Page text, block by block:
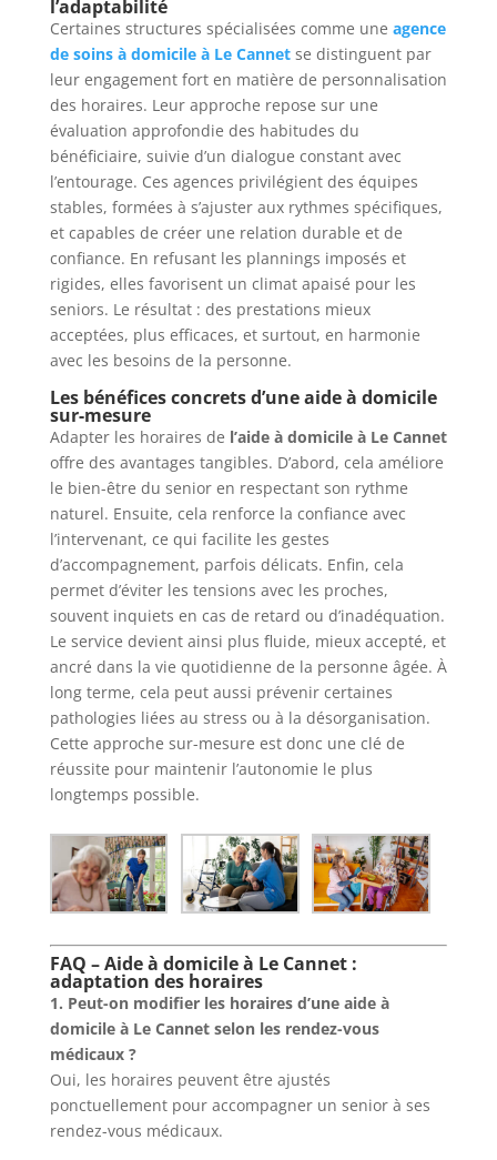
l’adaptabilité
Certaines structures spécialisées comme une agence
de soins à domicile à Le Cannetse distinguent par
leur engagement fort en matière de personnalisation
des horaires. Leur approche repose sur une
évaluation approfondie des habitudes du
bénéficiaire, suivie d’un dialogue constant avec
l’entourage. Ces agences privilégient des équipes
stables, formées à s’ajuster aux rythmes spécifiques,
et capables de créer une relation durable et de
confiance. En refusant les plannings imposés et
rigides, elles favorisent un climat apaisé pour les
seniors. Le résultat : des prestations mieux
acceptées, plus efficaces, et surtout, en harmonie
avec les besoins de la personne.
Les bénéfices concrets d’une aide à domicile
sur-mesure
Adapter les horaires de l’aide à domicile à Le Cannet
offre des avantages tangibles. D’abord, cela améliore
le bien-être du senior en respectant son rythme
naturel. Ensuite, cela renforce la confiance avec
l’intervenant, ce qui facilite les gestes
d’accompagnement, parfois délicats. Enfin, cela
permet d’éviter les tensions avec les proches,
souvent inquiets en cas de retard ou d’inadéquation.
Le service devient ainsi plus fluide, mieux accepté, et
ancré dans la vie quotidienne de la personne âgée. À
long terme, cela peut aussi prévenir certaines
pathologies liées au stress ou à la désorganisation.
Cette approche sur-mesure est donc une clé de
réussite pour maintenir l’autonomie le plus
longtemps possible.
FAQ – Aide à domicile à Le Cannet :
adaptation des horaires
1. Peut-on modifier les horaires d’une aide à
domicile à Le Cannet selon les rendez-vous
médicaux ?
Oui, les horaires peuvent être ajustés
ponctuellement pour accompagner un senior à ses
rendez-vous médicaux.